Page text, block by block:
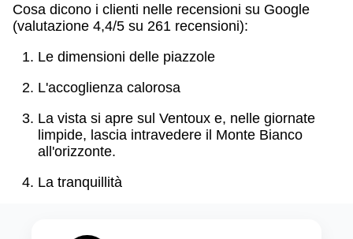
Cosa dicono i clienti nelle recensioni su Google
(valutazione 4,4/5 su 261 recensioni):
Le dimensioni delle piazzole
L'accoglienza calorosa
La vista si apre sul Ventoux e, nelle giornate
limpide, lascia intravedere il Monte Bianco
all'orizzonte.
La tranquillità